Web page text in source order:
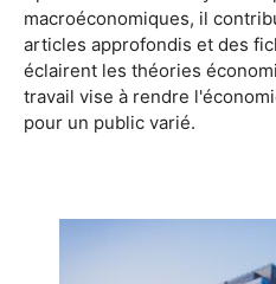
macroéconomiques, il
articles approfondis et des
éclairent les théories
travail vise à rendre
pour un public varié.